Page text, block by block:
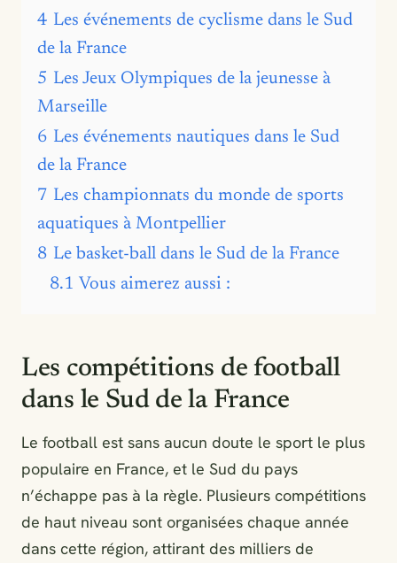
4 Les événements de cyclisme dans le Sud
de la France
5 Les Jeux Olympiques de la jeunesse à
Marseille
6 Les événements nautiques dans le Sud
de la France
7 Les championnats du monde de sports
aquatiques à Montpellier
8 Le basket-ball dans le Sud de la France
8.1 Vous aimerez aussi :
Les compétitions de football
dans le Sud de la France
Le football est sans aucun doute le sport le plus
populaire en France, et le Sud du pays
n’échappe pas à la règle. Plusieurs compétitions
de haut niveau sont organisées chaque année
dans cette région, attirant des milliers de